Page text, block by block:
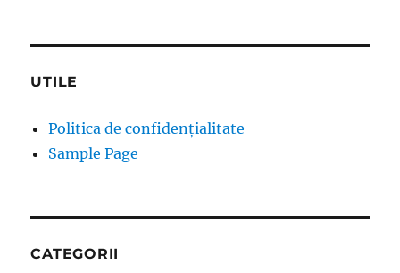
UTILE
Politica de confidențialitate
Sample Page
CATEGORII